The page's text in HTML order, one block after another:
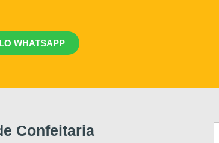
WHATSAPP
Confeitaria